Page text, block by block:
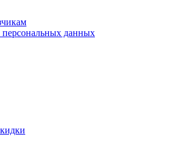
персональных данных